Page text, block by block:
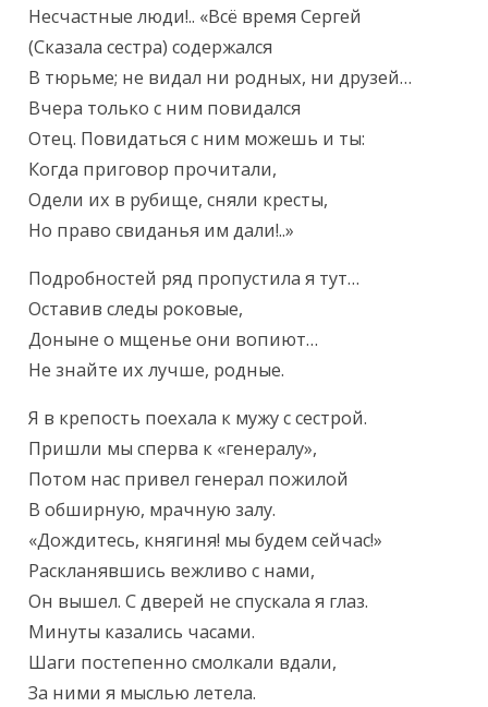
Несчастные люди!.. «Всё время Сергей
(Сказала сестра) содержался
В тюрьме; не видал ни родных, ни друзей…
Вчера только с ним повидался
Отец. Повидаться с ним можешь и ты:
Когда приговор прочитали,
Одели их в рубище, сняли кресты,
Но право свиданья им дали!..»
Подробностей ряд пропустила я тут…
Оставив следы роковые,
Доныне о мщенье они вопиют…
Не знайте их лучше, родные.
Я в крепость поехала к мужу с сестрой.
Пришли мы сперва к «генералу»,
Потом нас привел генерал пожилой
В обширную, мрачную залу.
«Дождитесь, княгиня! мы будем сейчас!»
Раскланявшись вежливо с нами,
Он вышел. С дверей не спускала я глаз.
Минуты казались часами.
Шаги постепенно смолкали вдали,
За ними я мыслью летела.